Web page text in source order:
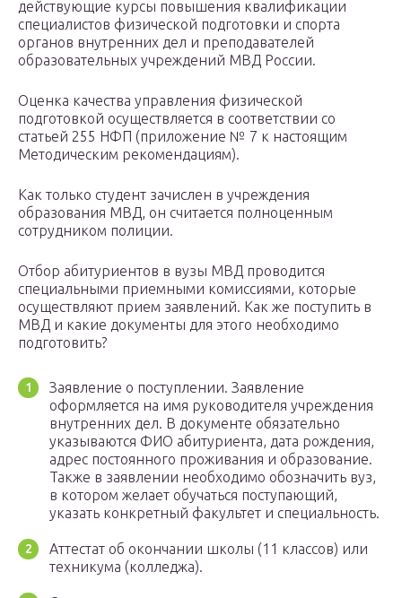
действующие курсы повышения квалификации
специалистов физической подготовки и спорта
органов внутренних дел и преподавателей
образовательных учреждений МВД России.
Оценка качества управления физической
подготовкой осуществляется в соответствии со
статьей 255 НФП (приложение № 7 к настоящим
Методическим рекомендациям).
Как только студент зачислен в учреждения
образования МВД, он считается полноценным
сотрудником полиции.
Отбор абитуриентов в вузы МВД проводится
специальными приемными комиссиями, которые
осуществляют прием заявлений. Как же поступить в
МВД и какие документы для этого необходимо
подготовить?
Заявление о поступлении. Заявление
оформляется на имя руководителя учреждения
внутренних дел. В документе обязательно
указываются ФИО абитуриента, дата рождения,
адрес постоянного проживания и образование.
Также в заявлении необходимо обозначить вуз,
в котором желает обучаться поступающий,
указать конкретный факультет и специальность.
Аттестат об окончании школы (11 классов) или
техникума (колледжа).